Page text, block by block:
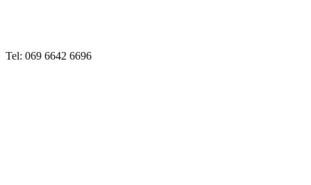
Tel: 069 6642 6696